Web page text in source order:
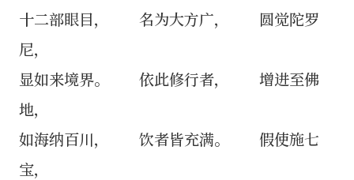
十二部眼目， 名为大方广， 圆觉陀罗
尼，
显如来境界。 依此修行者， 增进至佛
地，
如海纳百川， 饮者皆充满。 假使施七
宝，